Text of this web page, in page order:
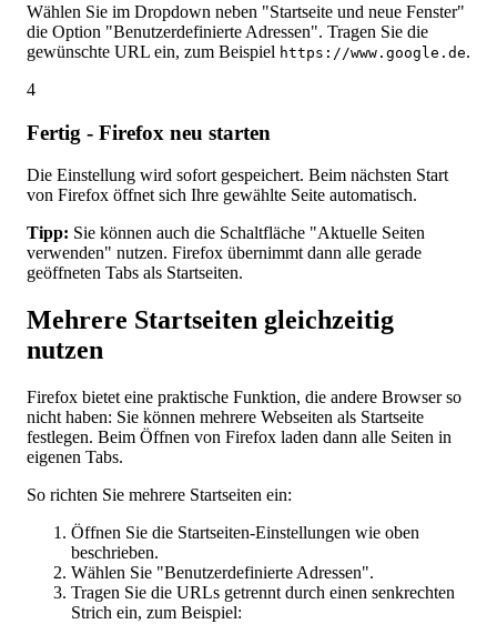
Wählen Sie im Dropdown neben "Startseite und neue Fenster"
die Option "Benutzerdefinierte Adressen". Tragen Sie die
gewünschte URL ein, zum Beispiel https://www.google.de.
4
Fertig - Firefox neu starten
Die Einstellung wird sofort gespeichert. Beim nächsten Start
von Firefox öffnet sich Ihre gewählte Seite automatisch.
Tipp: Sie können auch die Schaltfläche "Aktuelle Seiten
verwenden" nutzen. Firefox übernimmt dann alle gerade
geöffneten Tabs als Startseiten.
Mehrere Startseiten gleichzeitig
nutzen
Firefox bietet eine praktische Funktion, die andere Browser so
nicht haben: Sie können mehrere Webseiten als Startseite
festlegen. Beim Öffnen von Firefox laden dann alle Seiten in
eigenen Tabs.
So richten Sie mehrere Startseiten ein:
Öffnen Sie die Startseiten-Einstellungen wie oben
beschrieben.
Wählen Sie "Benutzerdefinierte Adressen".
Tragen Sie die URLs getrennt durch einen senkrechten
Strich ein, zum Beispiel: